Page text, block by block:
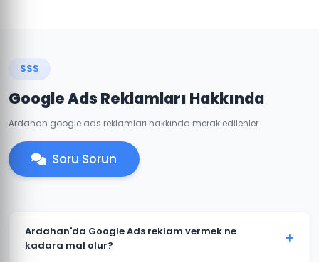
SSS
Google Ads Reklamları Hakkında
Ardahan google ads reklamları hakkında merak edilenler.
Soru Sorun
Ardahan'da Google Ads reklam vermek ne
kadara mal olur?